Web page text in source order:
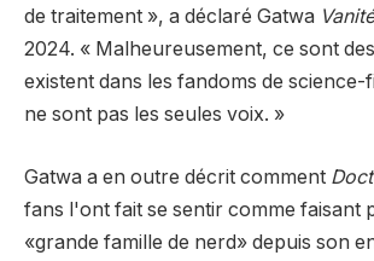
de traitement », a déclaré Gatwa Vanité
2024. « Malheureusement, ce sont
existent dans les fandoms de science-
ne sont pas les seules voix. »
Gatwa a en outre décrit comment
fans l'ont fait se sentir comme faisant
«grande famille de nerd» depuis son